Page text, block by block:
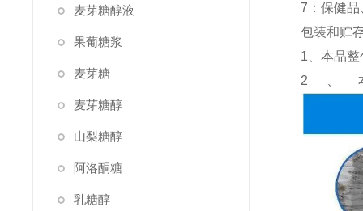
麦芽糖醇液
果葡糖浆
麦芽糖
麦芽糖醇
山梨糖醇
阿洛酮糖
乳糖醇
7：保健
包装和贮
1、本品
2、